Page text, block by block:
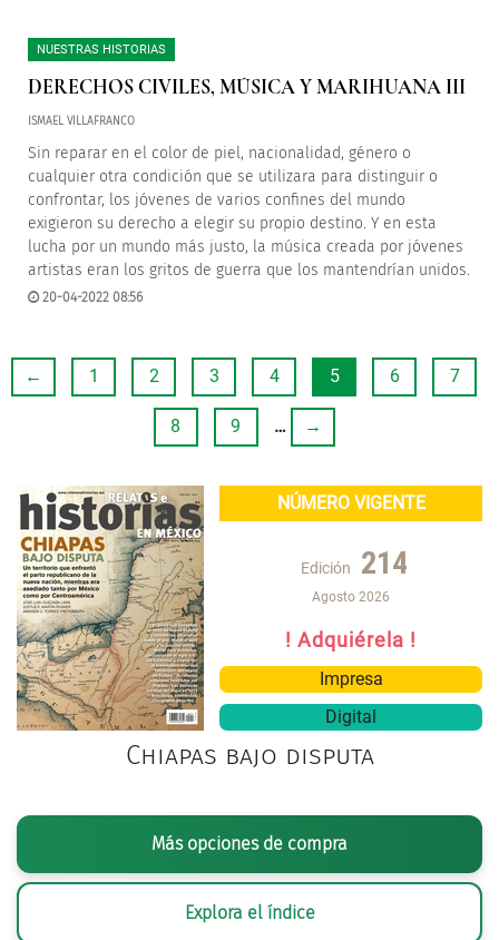
NUESTRAS HISTORIAS
DERECHOS CIVILES, MÚSICA Y MARIHUANA III
ISMAEL VILLAFRANCO
Sin reparar en el color de piel, nacionalidad, género o
cualquier otra condición que se utilizara para distinguir o
confrontar, los jóvenes de varios confines del mundo
exigieron su derecho a elegir su propio destino. Y en esta
lucha por un mundo más justo, la música creada por jóvenes
artistas eran los gritos de guerra que los mantendrían unidos.
20-04-2022 08:56
← 1 2 3 4 5 6 7
8 9 … →
NÚMERO VIGENTE
Edición 214
Agosto 2026
! Adquiérela !
Impresa
Digital
Chiapas bajo disputa
Más opciones de compra
Explora el índice